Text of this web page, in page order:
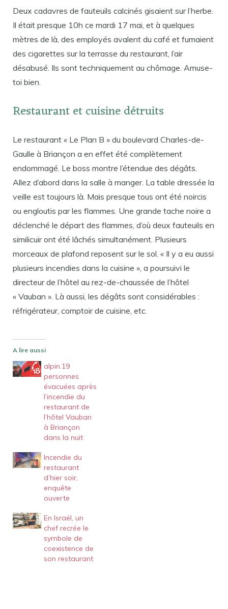
Deux cadavres de fauteuils calcinés gisaient sur l’herbe.
Il était presque 10h ce mardi 17 mai, et à quelques
mètres de là, des employés avalent du café et fumaient
des cigarettes sur la terrasse du restaurant, l’air
désabusé. Ils sont techniquement au chômage. Amuse-
toi bien.
Restaurant et cuisine détruits
Le restaurant « Le Plan B » du boulevard Charles-de-
Gaulle à Briançon a en effet été complètement
endommagé. Le boss montre l’étendue des dégâts.
Allez d’abord dans la salle à manger. La table dressée la
veille est toujours là. Mais presque tous ont été noircis
ou engloutis par les flammes. Une grande tache noire a
déclenché le départ des flammes, d’où deux fauteuils en
similicuir ont été lâchés simultanément. Plusieurs
morceaux de plafond reposent sur le sol. « Il y a eu aussi
plusieurs incendies dans la cuisine », a poursuivi le
directeur de l’hôtel au rez-de-chaussée de l’hôtel
« Vauban ». Là aussi, les dégâts sont considérables :
réfrigérateur, comptoir de cuisine, etc.
A lire aussi
alpin.19
personnes
évacuées après
l’incendie du
restaurant de
l’hôtel Vauban
à Briançon
dans la nuit
Incendie du
restaurant
d’hier soir,
enquête
ouverte
En Israël, un
chef recrée le
symbole de
coexistence de
son restaurant